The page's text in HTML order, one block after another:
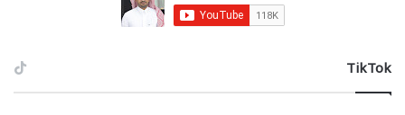
‫TikTok